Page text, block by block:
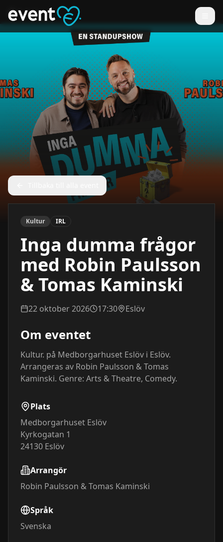
Kultur IRL
Inga dumma frågor
med Robin Paulsson
& Tomas Kaminski
22 oktober 2026 17:30 Eslöv
Om eventet
Kultur. på Medborgarhuset Eslöv i Eslöv.
Arrangeras av Robin Paulsson & Tomas
Kaminski. Genre: Arts & Theatre, Comedy.
Plats
Medborgarhuset Eslöv
Kyrkogatan 1
24130 Eslöv
Arrangör
Robin Paulsson & Tomas Kaminski
Språk
Svenska